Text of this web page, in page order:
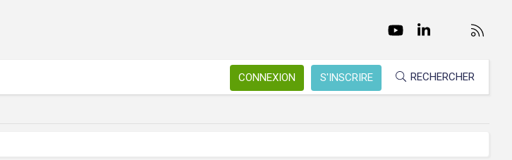
FacebookTwitter youtubeLinkedInNous
CONNEXION S'INSCRIRE RECHERCHER